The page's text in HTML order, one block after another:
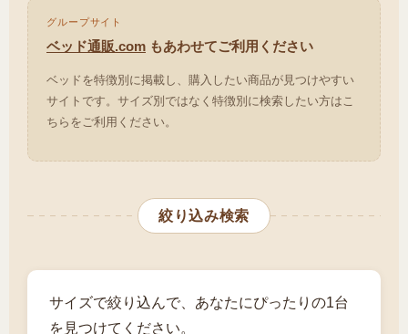
グループサイト
ベッド通販.com もあわせてご利用ください
ベッドを特徴別に掲載し、購入したい商品が見つけやすい
サイトです。サイズ別ではなく特徴別に検索したい方はこ
ちらをご利用ください。
絞り込み検索
サイズで絞り込んで、あなたにぴったりの1台
を見つけてください。